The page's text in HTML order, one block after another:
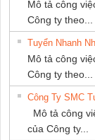
Mô tả công
Công ty theo...
Tuyển Nhanh
Mô tả công
Công ty theo...
Công Ty SMC
Mô tả công
của Công ty...